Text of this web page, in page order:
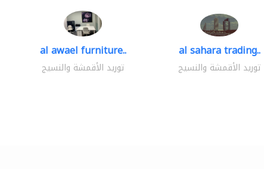
al awael furniture..
توريد الأقمشة والنسيج
al sahara trading..
توريد الأقمشة والنسيج